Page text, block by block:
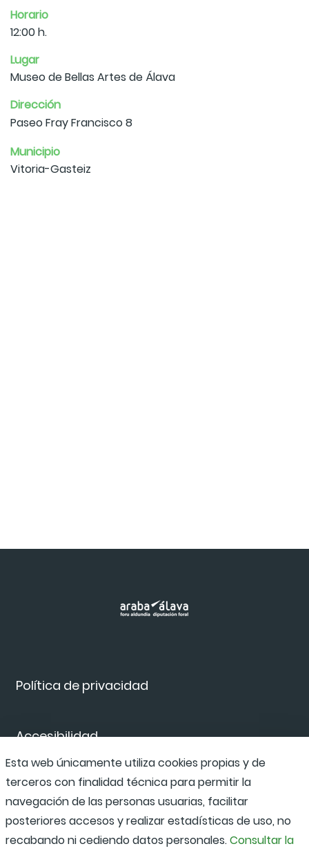
Horario
12:00 h.
Lugar
Museo de Bellas Artes de Álava
Dirección
Paseo Fray Francisco 8
Municipio
Vitoria-Gasteiz
Política de privacidad
Accesibilidad
Canal de denuncias
Esta web únicamente utiliza cookies propias y de
terceros con finalidad técnica para permitir la
navegación de las personas usuarias, facilitar
posteriores accesos y realizar estadísticas de uso, no
recabando ni cediendo datos personales.Consultar la